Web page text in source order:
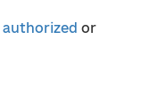
authorized or